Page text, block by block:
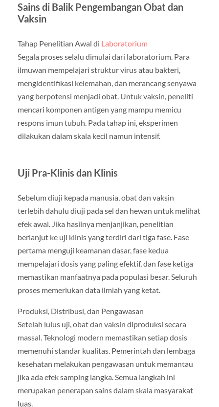
Sains di Balik Pengembangan Obat dan
Vaksin
Tahap Penelitian Awal di Laboratorium
Segala proses selalu dimulai dari laboratorium. Para
ilmuwan mempelajari struktur virus atau bakteri,
mengidentifikasi kelemahan, dan merancang senyawa
yang berpotensi menjadi obat. Untuk vaksin, peneliti
mencari komponen antigen yang mampu memicu
respons imun tubuh. Pada tahap ini, eksperimen
dilakukan dalam skala kecil namun intensif.
Uji Pra-Klinis dan Klinis
Sebelum diuji kepada manusia, obat dan vaksin
terlebih dahulu diuji pada sel dan hewan untuk melihat
efek awal. Jika hasilnya menjanjikan, penelitian
berlanjut ke uji klinis yang terdiri dari tiga fase. Fase
pertama menguji keamanan dasar, fase kedua
mempelajari dosis yang paling efektif, dan fase ketiga
memastikan manfaatnya pada populasi besar. Seluruh
proses memerlukan data ilmiah yang ketat.
Produksi, Distribusi, dan Pengawasan
Setelah lulus uji, obat dan vaksin diproduksi secara
massal. Teknologi modern memastikan setiap dosis
memenuhi standar kualitas. Pemerintah dan lembaga
kesehatan melakukan pengawasan untuk memantau
jika ada efek samping langka. Semua langkah ini
merupakan penerapan sains dalam skala masyarakat
luas.